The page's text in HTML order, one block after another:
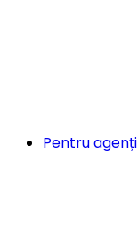
Pentru agenți